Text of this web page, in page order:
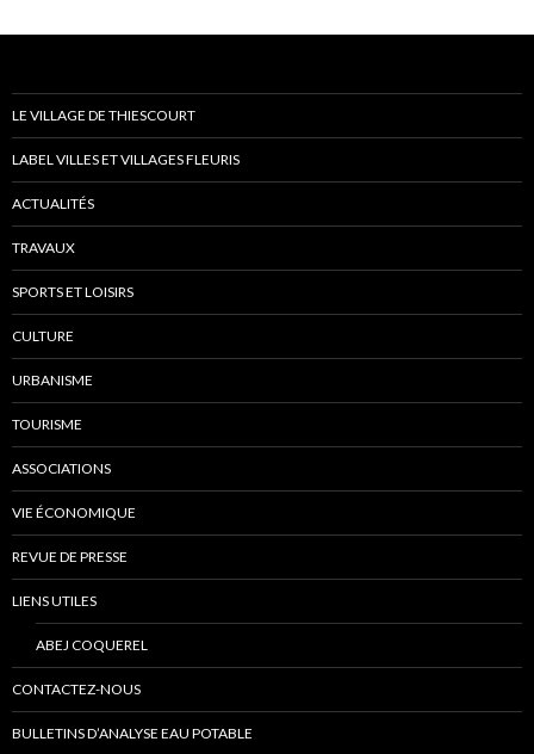
LE VILLAGE DE THIESCOURT
LABEL VILLES ET VILLAGES FLEURIS
ACTUALITÉS
TRAVAUX
SPORTS ET LOISIRS
CULTURE
URBANISME
TOURISME
ASSOCIATIONS
VIE ÉCONOMIQUE
REVUE DE PRESSE
LIENS UTILES
ABEJ COQUEREL
CONTACTEZ-NOUS
BULLETINS D’ANALYSE EAU POTABLE